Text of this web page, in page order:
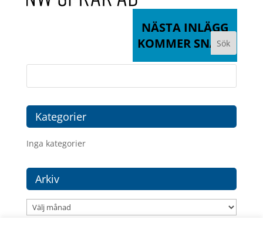
NÄSTA INLÄGG
KOMMER SNART
Kategorier
Inga kategorier
Arkiv
Arkiv